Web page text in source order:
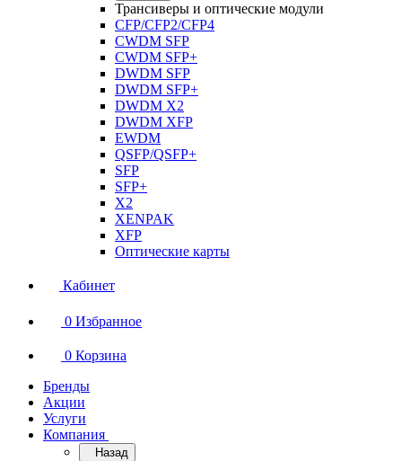
Трансиверы и оптические модули
CFP/CFP2/CFP4
CWDM SFP
CWDM SFP+
DWDM SFP
DWDM SFP+
DWDM X2
DWDM XFP
EWDM
QSFP/QSFP+
SFP
SFP+
X2
XENPAK
XFP
Оптические карты
Кабинет
0 Избранное
0 Корзина
Бренды
Акции
Услуги
Компания
Назад